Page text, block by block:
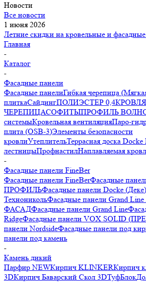
Новости
Все новости
1 июня 2026
Летние скидки на кровельные и
Главная
-
Каталог
-
Фасадные панели
Фасадные панелиГибкая черепица
плиткаСайдингПОЛИЭСТЕР 0,4КРОВЛЯ
ЧЕРЕПИЦАСОФИТЫПРОФИЛЬ
системыКровельная вентиляцияПаро-
плита (OSB-3)Элементы безопасности
кровлиУтеплительТеррасная доска
лестницыПрофнастилНаплавляемая
-
Фасадные панели FineBer
Фасадные панели FineBerФасадные
ПРОФИЛЬФасадные панели Docke (Деке)
ТехноникольФасадные панели Grand
ФАСАДФасадные панели Grand Line
RidgeФасадные панели VOX SOLID
панели NordsideФасадные панели под
панели под камень
-
Камень дикий
Парфир NEWКирпич KLINKERКирпич
3DКирпич Баварский Скол 3DТуфБлок